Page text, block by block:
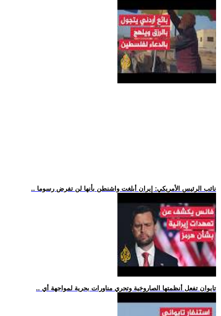
.. نائب الرئيس الأمريكي: إيران أبلغت واشنطن بأنها لن تفرض رسوما
.. تايوان تفعل أنظمتها الصاروخية وتجري مناورات بحرية لمواجهة أي